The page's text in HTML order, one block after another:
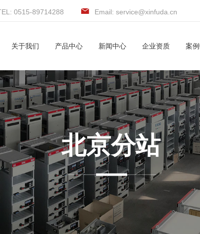
0515-89714288 Email: service@xinfuda.cn
关于我们 产品中心 新闻中心 企业资质 案
北京分站